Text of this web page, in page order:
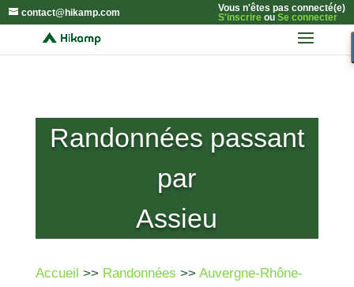
contact@hikamp.com
Vous n'êtes pas connecté(e)
S'inscrireou Se connecter
Randonnées passant
par
Assieu
Accueil >> Randonnées >> Auvergne-Rhône-